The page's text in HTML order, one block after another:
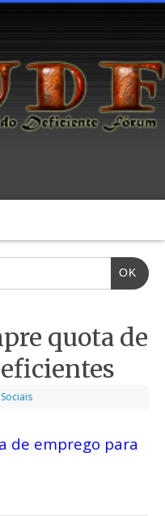
OK
quota de
de emprego para